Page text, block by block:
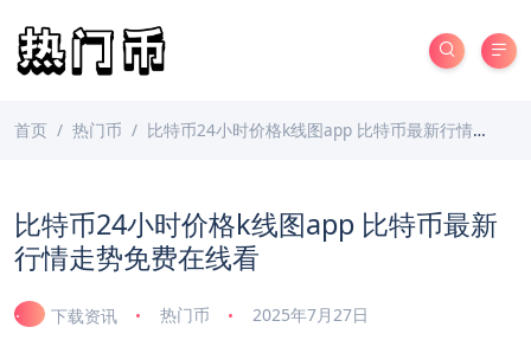
首页 热门币 比特币24小时价格k线图app 比特币最新行情走势免费在线看
比特币24小时价格k线图app 比特币最新
行情走势免费在线看
下载资讯 热门币 2025年7月27日